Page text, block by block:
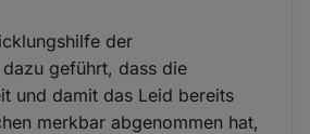
der
geführt, dass die
und damit das Leid bereits
merkbar abgenommen hat,